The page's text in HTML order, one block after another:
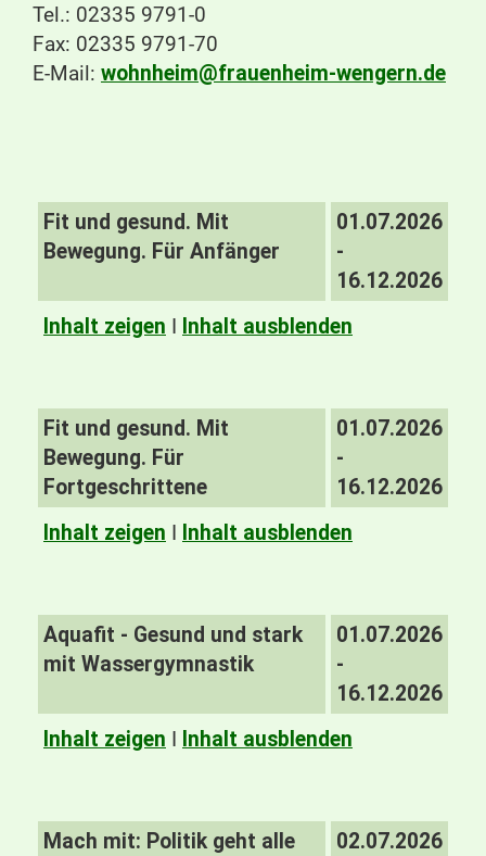
Tel.: 02335 9791-0
Fax: 02335 9791-70
E-Mail: wohnheim@frauenheim-wengern.de
Fit und gesund. Mit
Bewegung. Für Anfänger
01.07.2026
-
16.12.2026
Inhalt zeigen I Inhalt ausblenden
Fit und gesund. Mit
Bewegung. Für
Fortgeschrittene
01.07.2026
-
16.12.2026
Inhalt zeigen I Inhalt ausblenden
Aquafit - Gesund und stark
mit Wassergymnastik
01.07.2026
-
16.12.2026
Inhalt zeigen I Inhalt ausblenden
Mach mit: Politik geht alle
02.07.2026